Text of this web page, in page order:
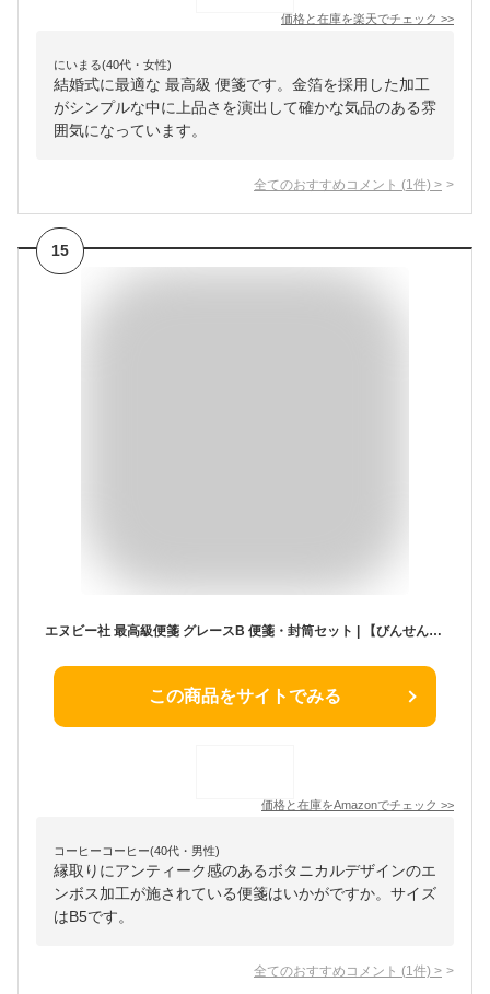
価格と在庫を楽天でチェック >>
にいまる(40代・女性)
結婚式に最適な 最高級 便箋です。金箔を採用した加工
がシンプルな中に上品さを演出して確かな気品のある雰
囲気になっています。
全てのおすすめコメント (1 件) >
15
エヌビー社 最高級便箋 グレースB 便箋・封筒セット | 【びんせん】25枚入 b5 相当 横書き 【ふうとう】 5枚入
この商品をサイトでみる
価格と在庫をAmazonでチェック >>
コーヒーコーヒー(40代・男性)
縁取りにアンティーク感のあるボタニカルデザインのエ
ンボス加工が施されている便箋はいかがですか。サイズ
はB5です。
全てのおすすめコメント (1 件) >